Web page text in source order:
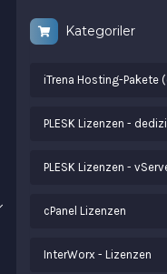
Kategoriler
iTrena Hosting-Pakete
PLESK Lizenzen -
PLESK Lizenzen -
cPanel Lizenzen
InterWorx - Lizenzen